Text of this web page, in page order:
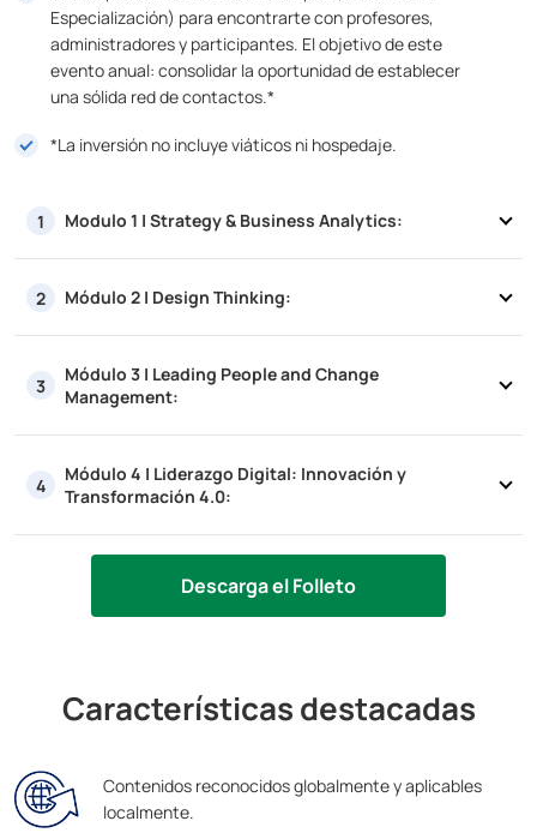
Especialización) para encontrarte con profesores,
administradores y participantes. El objetivo de este
evento anual: consolidar la oportunidad de establecer
una sólida red de contactos.*
*La inversión no incluye viáticos ni hospedaje.
1 Modulo 1 | Strategy & Business Analytics:
2 Módulo 2 | Design Thinking:
3
Módulo 3 | Leading People and Change
Management:
4
Módulo 4 | Liderazgo Digital: Innovación y
Transformación 4.0:
Descarga el Folleto
Características destacadas
Contenidos reconocidos globalmente y aplicables
localmente.